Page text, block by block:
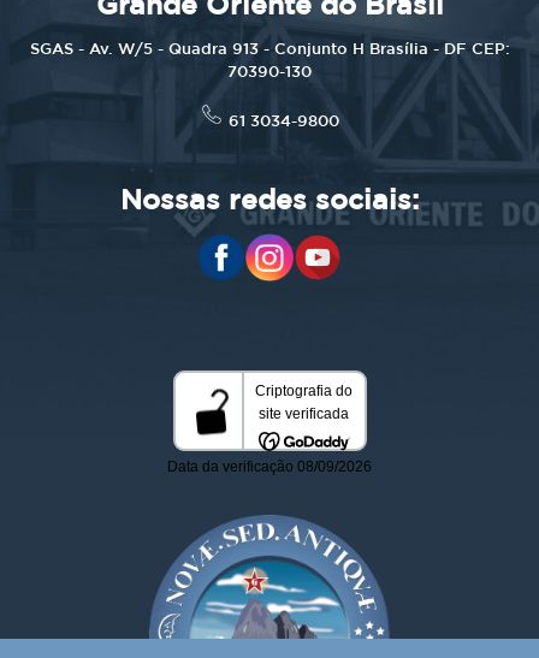
Grande Oriente do Brasil
SGAS - Av. W/5 - Quadra 913 - Conjunto H Brasília - DF CEP:
70390-130
61 3034-9800
Nossas redes sociais: